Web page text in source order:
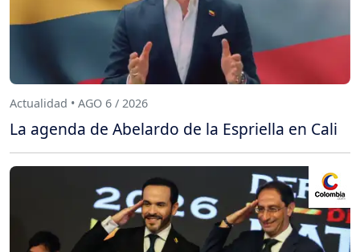
Actualidad • AGO 6 / 2026
La agenda de Abelardo de la Espriella en Cali